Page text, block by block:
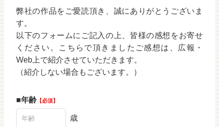
弊社の作品をご愛読頂き、誠にありがとうございま
す。
以下のフォームにご記入の上、皆様の感想をお寄せ
ください。こちらで頂きましたご感想は、広報・
Web上で紹介させていただきます。
（紹介しない場合もございます。）
年齢 必須
歳